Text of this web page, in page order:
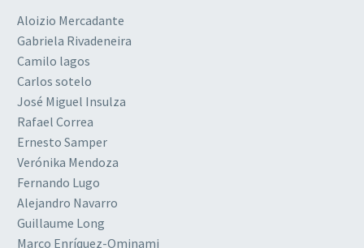
Aloizio Mercadante
Gabriela Rivadeneira
Camilo lagos
Carlos sotelo
José Miguel Insulza
Rafael Correa
Ernesto Samper
Verónika Mendoza
Fernando Lugo
Alejandro Navarro
Guillaume Long
Marco Enríquez-Ominami